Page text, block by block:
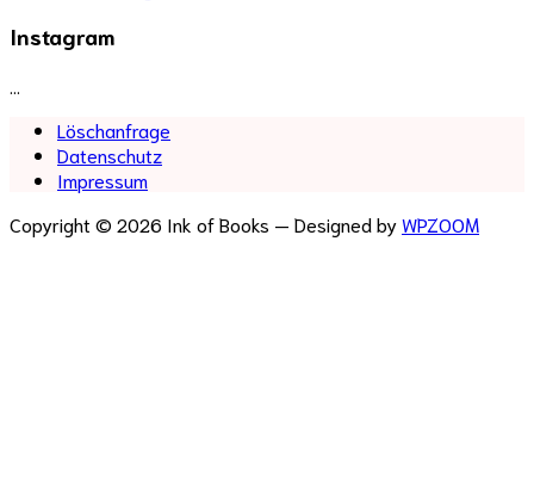
Instagram
Löschanfrage
Datenschutz
Impressum
Copyright © 2026 Ink of Books — Designed byWPZOOM